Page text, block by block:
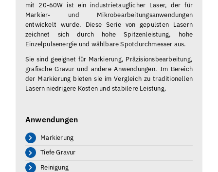
mit 20-60W ist ein industrietauglicher Laser, der für
Markier- und Mikrobearbeitungsanwendungen
entwickelt wurde. Diese Serie von gepulsten Lasern
zeichnet sich durch hohe Spitzenleistung, hohe
Einzelpulsenergie und wählbare Spotdurchmesser aus.
Sie sind geeignet für Markierung, Präzisionsbearbeitung,
grafische Gravur und andere Anwendungen. Im Bereich
der Markierung bieten sie im Vergleich zu traditionellen
Lasern niedrigere Kosten und stabilere Leistung.
Anwendungen
Markierung
Tiefe Gravur
Reinigung